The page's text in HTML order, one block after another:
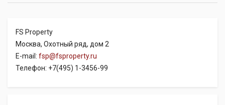
FS Property
Москва, Охотный ряд, дом 2
E-mail: fsp@fsproperty.ru
Телефон: +7(495) 1-3456-99